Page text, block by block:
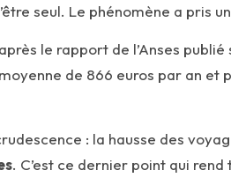
seul. Le phénomène a
le rapport de l’Anses publié
de 866 euros par an et
: la hausse des
. C’est ce dernier point qui